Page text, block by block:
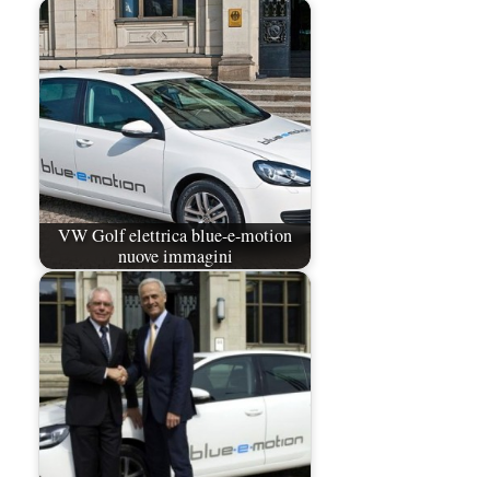
VW Golf elettrica blue-e-motion
nuove immagini